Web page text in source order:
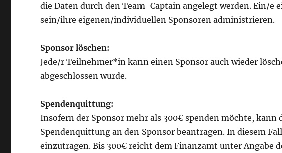
die Daten durch den Team-Captain angelegt werden. Ein/
sein/ihre eigenen/individuellen Sponsoren administrieren.
Sponsor löschen:
Jede/r Teilnehmer*in kann einen Sponsor auch wieder
abgeschlossen wurde.
Spendenquittung:
Insofern der Sponsor mehr als 300€ spenden möchte,
Spendenquittung an den Sponsor beantragen. In diesem
einzutragen. Bis 300€ reicht dem Finanzamt unter Angabe